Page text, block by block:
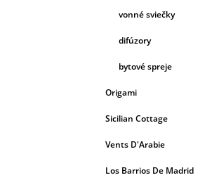
vonné sviečky
difúzory
bytové spreje
Origami
Sicilian Cottage
Vents D'Arabie
Los Barrios De Madrid